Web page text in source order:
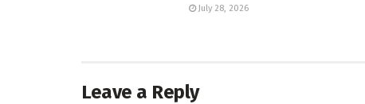
July 28, 2026
Leave a Reply